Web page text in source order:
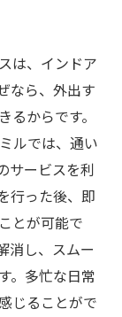
は、インドア
なら、外出す
からです。
ルでは、通い
サービスを利
行った後、即
とが可能で
消し、スムー
。多忙な日常
じることがで